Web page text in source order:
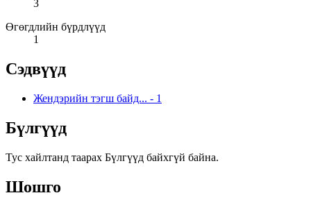
3
Өгөгдлийн бүрдлүүд
1
Сэдвүүд
Жендэрийн тэгш байд... - 1
Бүлгүүд
Тус хайлтанд таарах Бүлгүүд байхгүй байна.
Шошго